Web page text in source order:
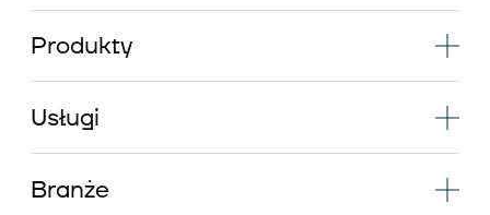
Produkty
Usługi
Branże